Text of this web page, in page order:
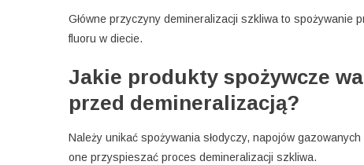
Główne przyczyny demineralizacji szkliwa to spożywanie
fluoru w diecie.
Jakie produkty spożywcze
przed demineralizacją?
Należy unikać spożywania słodyczy, napojów
one przyspieszać proces demineralizacji szkliwa.